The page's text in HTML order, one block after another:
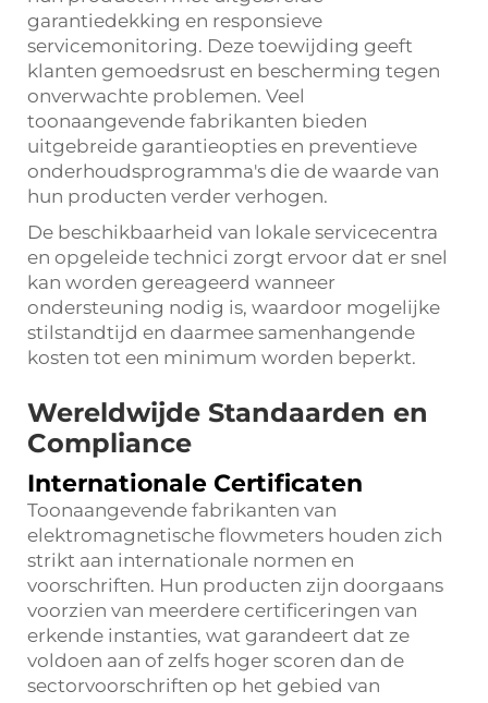
garantiedekking en responsieve
servicemonitoring. Deze toewijding geeft
klanten gemoedsrust en bescherming tegen
onverwachte problemen. Veel
toonaangevende fabrikanten bieden
uitgebreide garantieopties en preventieve
onderhoudsprogramma's die de waarde van
hun producten verder verhogen.
De beschikbaarheid van lokale servicecentra
en opgeleide technici zorgt ervoor dat er snel
kan worden gereageerd wanneer
ondersteuning nodig is, waardoor mogelijke
stilstandtijd en daarmee samenhangende
kosten tot een minimum worden beperkt.
Wereldwijde Standaarden en
Compliance
Internationale Certificaten
Toonaangevende fabrikanten van
elektromagnetische flowmeters houden zich
strikt aan internationale normen en
voorschriften. Hun producten zijn doorgaans
voorzien van meerdere certificeringen van
erkende instanties, wat garandeert dat ze
voldoen aan of zelfs hoger scoren dan de
sectorvoorschriften op het gebied van